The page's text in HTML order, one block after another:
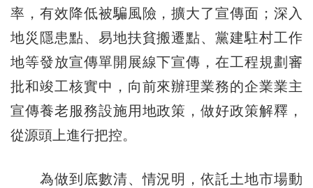
率，有效降低被騙風險，擴大了宣傳面；深入
地災隱患點、易地扶貧搬遷點、黨建駐村工作
地等發放宣傳單開展線下宣傳，在工程規劃審
批和竣工核實中，向前來辦理業務的企業業主
宣傳養老服務設施用地政策，做好政策解釋，
從源頭上進行把控。
為做到底數清、情況明，依託土地市場動